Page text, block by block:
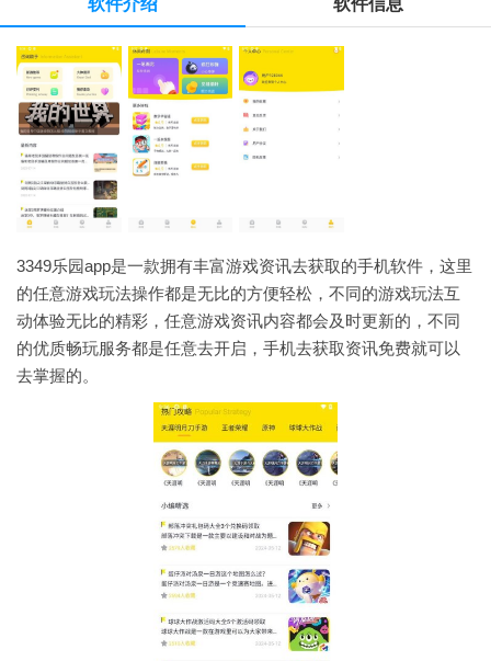
软件介绍 软件信息
3349乐园app是一款拥有丰富游戏资讯去获取的手机软件，这里
的任意游戏玩法操作都是无比的方便轻松，不同的游戏玩法互
动体验无比的精彩，任意游戏资讯内容都会及时更新的，不同
的优质畅玩服务都是任意去开启，手机去获取资讯免费就可以
去掌握的。